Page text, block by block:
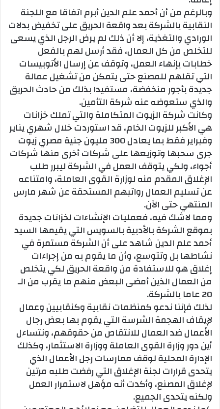
وبالرغم من أن أحمد علم الدين أبرم اتفاقا مع اللجنة
النقابية بالشركة بعد واقعة الحريق على تخفيض بدلات
الورادي والتغذية، إلا أن ذلك لم يرض الرجل الذي يسعى
للتخلص من كل العمال، فقد أرسل لهم بالفعل
خطابات بإنهاء العمل، وتوقف عن إرسال الأتوبيسات
التي تقلهم للمصنع حتى يتمكن من تشغيل عمالة
جديدة بأجور منخفضة، مستفيدا بذلك من حادث الحريق
والذي ستعوضه عنه شركة التأمين.
وكانت شركة الزيوت المتكاملة والتي تملك خزانات
هي الأكبر للزيوت الخام، قد استوردت خلال شهري يناير
وفبراير فقط بما يعادل 300 مليون جنية مصري زيوت
جرى سحبها وتوزيعها على شركات أخرى منها شركات
أجواء، ولكي يتوقف العمل في الشركة ليبرر طلب
الإغلاق المقدم منه لوزارة القوى العاملة، وامتناعه
عن تسليم العمال رواتبهم المستحقة عن شهر مارس
المنتهي حتى الآن.
ومما لاشك فيه، فعمليات الإنشاءات لخزانات جديدة
بموقع الشركة بالأدبية بالسويس التي يقيمها السيد
أحمد علم الدين شاهد على أن الشركة مستمرة في
نشاطها بل وتتوسع، وأن ما يقوم به من إجراءات
إغلاق هو للاستفادة من واقعة الحريق لكي يتخلص
من العمال الذين أمضى البعض منهم ما يقرب من الـ
20 عاما بالشركة.
لذلك فإننا ندعو كمنظمات نقابية وكنقابيين وعمال
لإيقاف الهجمة الشرسة التي يقوم بها بعض رجال
الأعمال ضد العمال للانتقاص من حقوقهم، ونتساءل
أين دور وزارة القوى العاملة ووزارة الاستثمار، وكذلك
الإدارة المحلية لوقف ممارسات رجل الأعمال الذي
يتحدى قرارات لجنة الإغلاق التي رفضت طلبه مرتين
لإغلاق المصنع، وأكدت أنه مؤهل لاستمرار العمل
ولكنه يتحدى الجميع.